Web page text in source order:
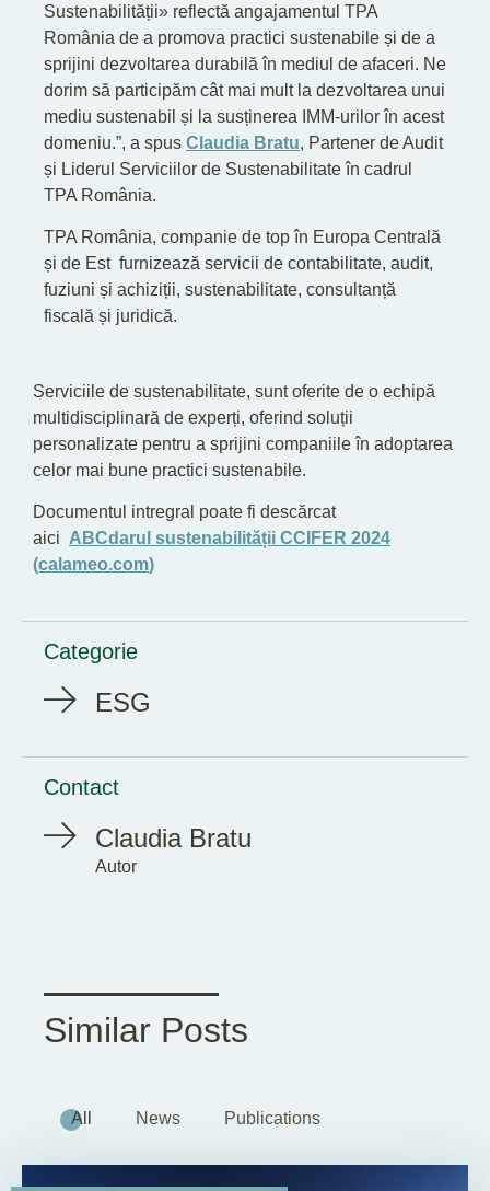
Sustenabilității» reflectă angajamentul TPA
România de a promova practici sustenabile și de a
sprijini dezvoltarea durabilă în mediul de afaceri. Ne
dorim să participăm cât mai mult la dezvoltarea unui
mediu sustenabil și la susținerea IMM-urilor în acest
domeniu.”, a spus Claudia Bratu, Partener de Audit
și Liderul Serviciilor de Sustenabilitate în cadrul
TPA România.
TPA România, companie de top în Europa Centrală
și de Est furnizează servicii de contabilitate, audit,
fuziuni și achiziții, sustenabilitate, consultanță
fiscală și juridică.
Serviciile de sustenabilitate, sunt oferite de o echipă
multidisciplinară de experți, oferind soluții
personalizate pentru a sprijini companiile în adoptarea
celor mai bune practici sustenabile.
Documentul intregral poate fi descărcat
aici ABCdarul sustenabilității CCIFER 2024
(calameo.com)
Categorie
ESG
Contact
Claudia Bratu
Autor
Similar Posts
All News Publications